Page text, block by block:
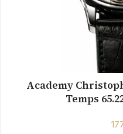
Academy
Temps